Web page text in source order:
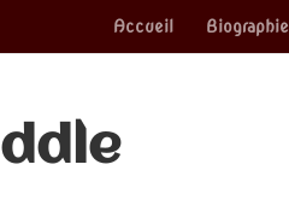
Accueil Biographie